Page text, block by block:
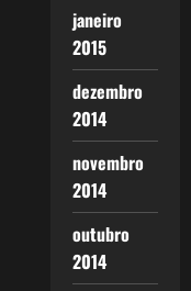
janeiro
2015
dezembro
2014
novembro
2014
outubro
2014